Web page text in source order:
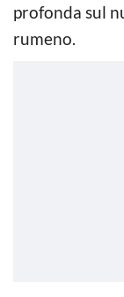
profonda sul
rumeno.